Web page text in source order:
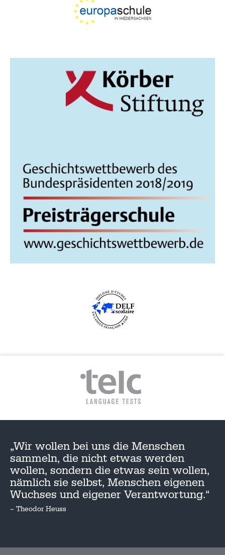
„Wir wollen bei uns die Menschen
sammeln, die nicht etwas werden
wollen, sondern die etwas sein wollen,
nämlich sie selbst, Menschen eigenen
Wuchses und eigener Verantwortung.“
– Theodor Heuss